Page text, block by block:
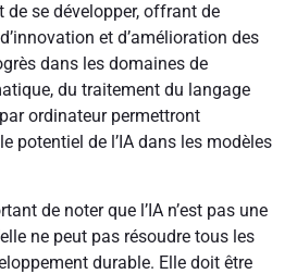
de se développer, offrant de
et d’amélioration des
dans les domaines de
du traitement du langage
ordinateur permettront
potentiel de l’IA dans les modèles
de noter que l’IA n’est pas une
ne peut pas résoudre tous les
durable. Elle doit être